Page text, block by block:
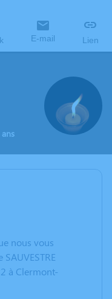
E-mail Lien
nous vous
à Clermont-